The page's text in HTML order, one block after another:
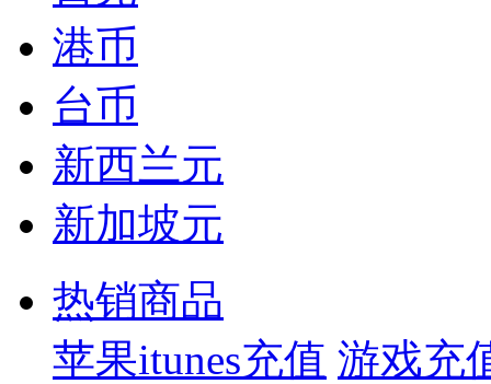
港币
台币
新西兰元
新加坡元
热销商品
苹果itunes充值 游戏充